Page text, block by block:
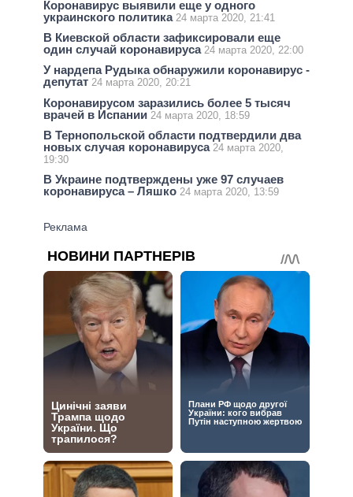
Коронавирус выявили еще у одного
украинского политика 24 марта 2020, 21:41
В Киевской области зафиксировали еще
один случай коронавируса 24 марта 2020, 22:00
У нардепа Рудыка обнаружили коронавирус -
депутат 24 марта 2020, 20:21
Коронавирусом заразились более 5 тысяч
врачей в Испании 24 марта 2020, 18:59
В Тернопольской области подтвердили два
новых случая коронавируса 24 марта 2020,
19:30
В Украине подтверждены уже 97 случаев
коронавируса – Ляшко 24 марта 2020, 13:59